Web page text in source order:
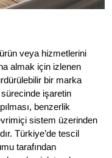
veya hizmetlerini
almak için izlenen
bir marka
işaretin
benzerlik
sistem üzerinden
Türkiye’de tescil
tarafından